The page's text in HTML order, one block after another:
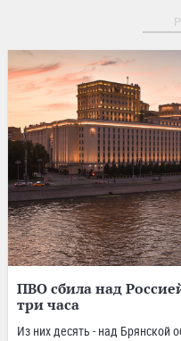
ПВО сбила над
три часа
Из них десять - над Брянской